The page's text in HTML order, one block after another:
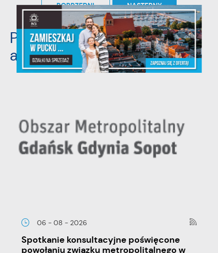
POPRZEDNI NASTĘPNY
Pozostałe
aktualności
06 - 08 - 2026
Spotkanie konsultacyjne poświęcone
powołaniu związku metropolitalnego w